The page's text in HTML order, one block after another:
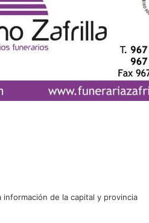
de la capital y provincia